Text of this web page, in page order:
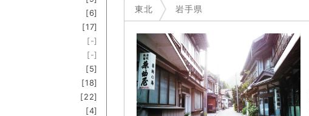
[6]
[17]
[-]
[-]
[5]
[18]
[22]
[4]
東北 岩手県